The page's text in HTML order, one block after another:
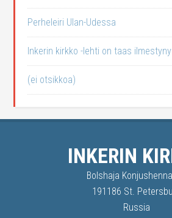
Perheleiri Ulan-Udessa
Inkerin kirkko -lehti on taas
(ei otsikkoa)
INKERIN
Bolshaja
191186 St.
Russia